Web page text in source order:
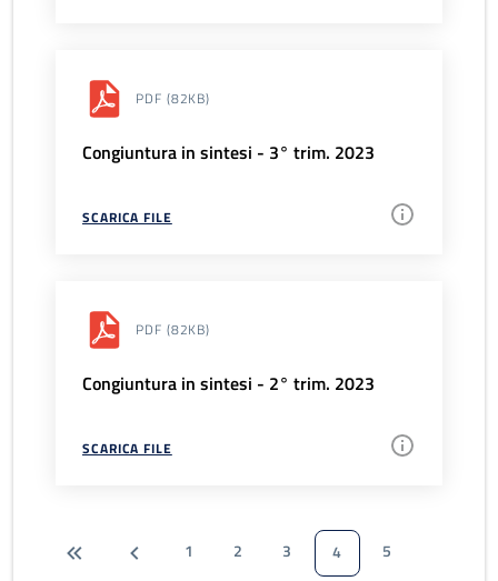
PDF (82KB)
Congiuntura in sintesi - 3° trim. 2023
SCARICA FILE
PDF (82KB)
Congiuntura in sintesi - 2° trim. 2023
SCARICA FILE
1 2 3 4
5